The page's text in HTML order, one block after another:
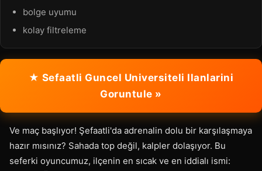
bolge uyumu
kolay filtreleme
★ Sefaatli Guncel Universiteli Ilanlarini
Goruntule »
Ve maç başlıyor! Şefaatli'da adrenalin dolu bir karşılaşmaya
hazır mısınız? Sahada top değil, kalpler dolaşıyor. Bu
seferki oyuncumuz, ilçenin en sıcak ve en iddialı ismi: